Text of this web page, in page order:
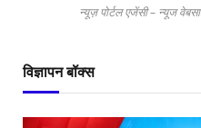
न्यूज़ पोर्टल एजेंसी – न्यूज
विज्ञापन बॉक्स